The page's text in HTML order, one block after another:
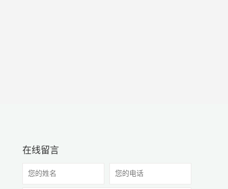
在线留言